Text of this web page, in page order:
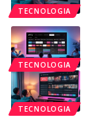
TECNOLOGIA
TECNOLOGIA
TECNOLOGIA